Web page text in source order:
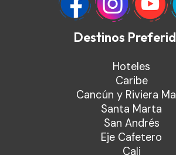
Destinos
Hoteles
Caribe
Cancún y Riviera
Santa Marta
San Andrés
Eje Cafetero
Cali